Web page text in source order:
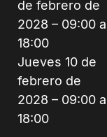
de febrero de
2028 – 09:00 a
18:00
Jueves 10 de
febrero de
2028 – 09:00 a
18:00